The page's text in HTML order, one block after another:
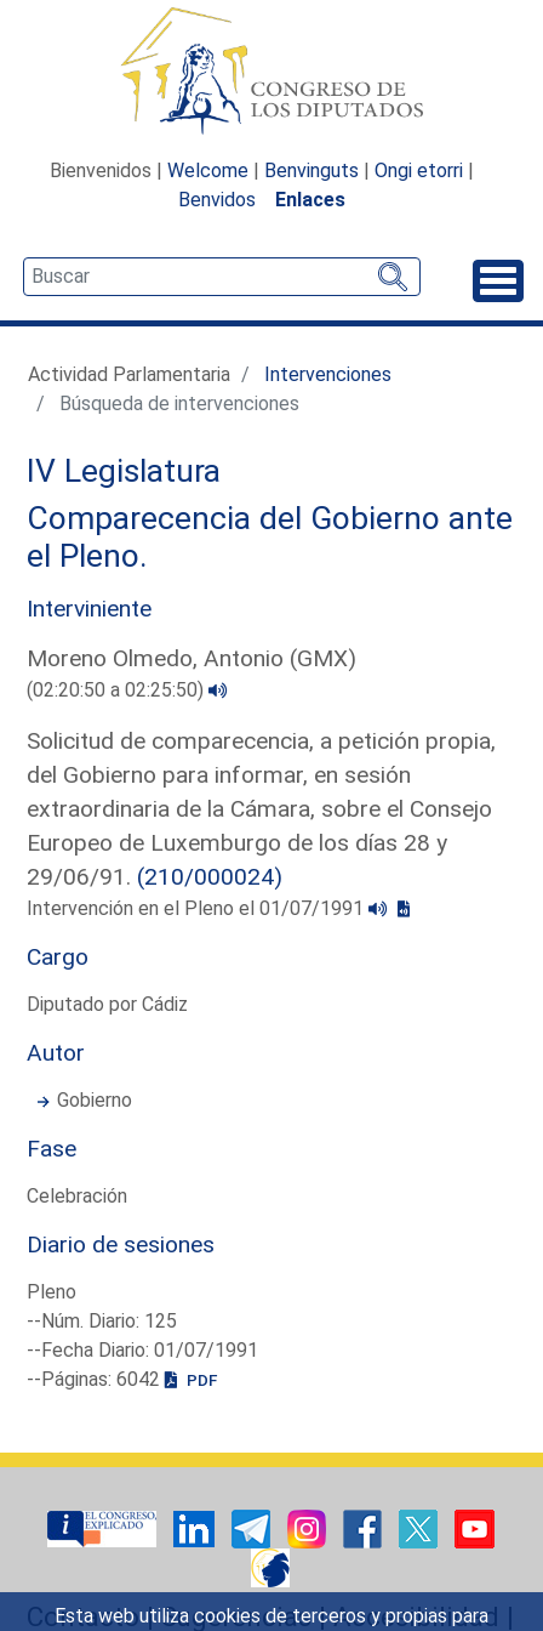
Esta web utiliza cookies de terceros y propias para
Bienvenidos | Welcome | Benvinguts | Ongi etorri |
Benvidos
Enlaces
Actividad Parlamentaria
Intervenciones
Búsqueda de intervenciones
IV Legislatura
Comparecencia del Gobierno ante
el Pleno.
Interviniente
Moreno Olmedo, Antonio (GMX)
(02:20:50 a 02:25:50)
Solicitud de comparecencia, a petición propia,
del Gobierno para informar, en sesión
extraordinaria de la Cámara, sobre el Consejo
Europeo de Luxemburgo de los días 28 y
29/06/91. (210/000024)
Intervención en el Pleno el 01/07/1991
Cargo
Diputado por Cádiz
Autor
Gobierno
Fase
Celebración
Diario de sesiones
Pleno
--Núm. Diario: 125
--Fecha Diario: 01/07/1991
--Páginas: 6042
PDF
Contacto|Sugerencias|Accesibilidad |